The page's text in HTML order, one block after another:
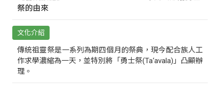
祭的由來
文化介紹
傳統祖靈祭是一系列為期四個月的祭典，現今配合族人工
作求學濃縮為一天，並特別將「勇士祭(Ta‘avala)」凸顯辦
理。